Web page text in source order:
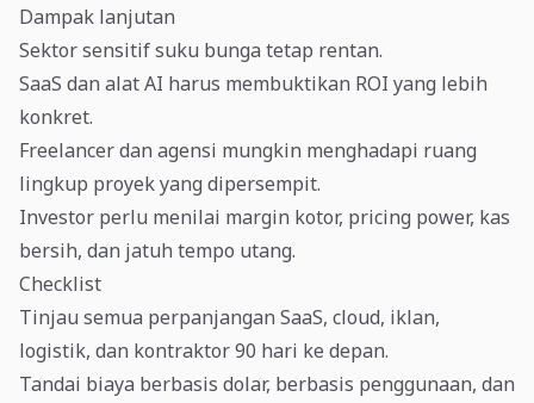
Dampak lanjutan
Sektor sensitif suku bunga tetap rentan.
SaaS dan alat AI harus membuktikan ROI yang lebih
konkret.
Freelancer dan agensi mungkin menghadapi ruang
lingkup proyek yang dipersempit.
Investor perlu menilai margin kotor, pricing power, kas
bersih, dan jatuh tempo utang.
Checklist
Tinjau semua perpanjangan SaaS, cloud, iklan,
logistik, dan kontraktor 90 hari ke depan.
Tandai biaya berbasis dolar, berbasis penggunaan, dan